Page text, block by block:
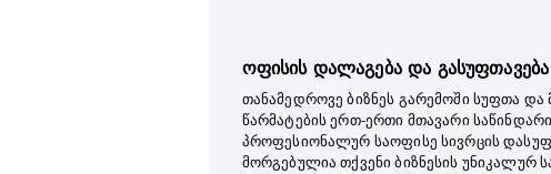
ოფისის დალაგება და გასუფთავება
თანამედროვე ბიზნეს გარემოში სუფთა და
წარმატების ერთ-ერთი მთავარი
პროფესიონალურ საოფისე სივრცის
მორგებულია თქვენი ბიზნესის უნიკალურ